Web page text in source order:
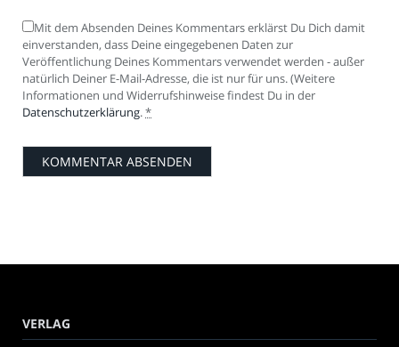
Mit dem Absenden Deines Kommentars erklärst Du Dich damit
einverstanden, dass Deine eingegebenen Daten zur
Veröffentlichung Deines Kommentars verwendet werden - außer
natürlich Deiner E-Mail-Adresse, die ist nur für uns. (Weitere
Informationen und Widerrufshinweise findest Du in der
Datenschutzerklärung.*
VERLAG